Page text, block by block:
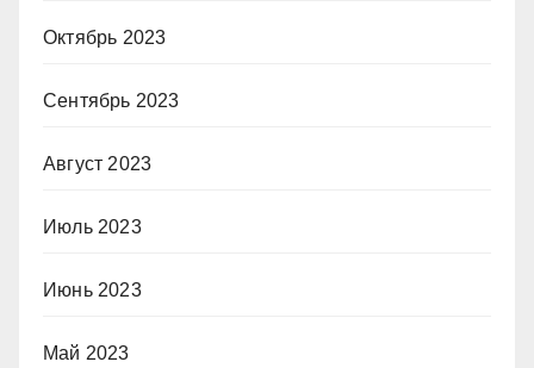
Октябрь 2023
Сентябрь 2023
Август 2023
Июль 2023
Июнь 2023
Май 2023